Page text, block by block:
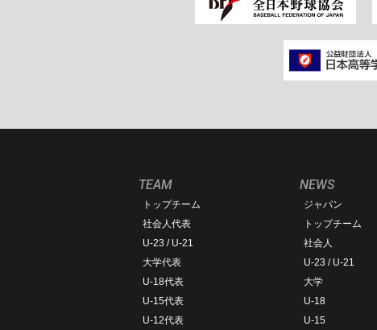
TEAM
トップチーム
社会人代表
U-23 / U-21
大学代表
U-18代表
U-15代表
U-12代表
NEWS
ジャパン
トップチーム
社会人
U-23 / U-21
大学
U-18
U-15